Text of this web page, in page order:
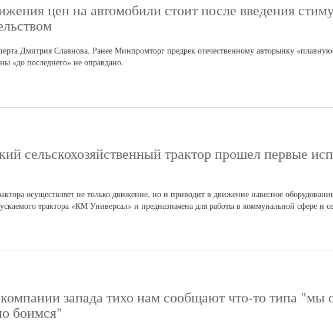
цен на автомобили стоит после введения
Дмитрия Славнова. Ранее Минпромторг предрек отечественному авторынку
«до последнего» не оправдано.
сельскохозяйственный трактор прошел первые
осуществляет не только движение, но и приводит в движение навесное
трактора «КМ Универсал» и предназначена для работы в коммунальной сфере и
запада тихо нам сообщают что-то типа "мы
боимся"